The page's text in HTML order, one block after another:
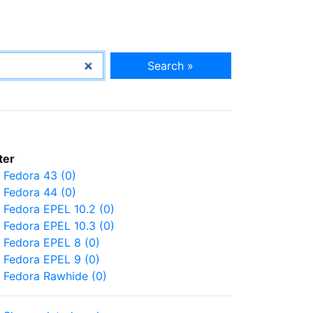
Search »
Fedora 43 (0)
Fedora 44 (0)
Fedora EPEL 10.2 (0)
Fedora EPEL 10.3 (0)
Fedora EPEL 8 (0)
Fedora EPEL 9 (0)
Fedora Rawhide (0)